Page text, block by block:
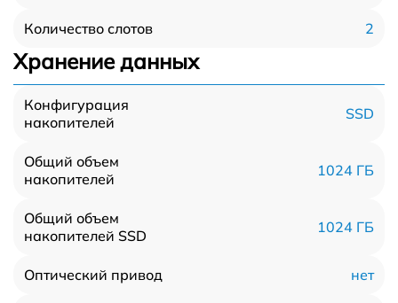
Количество слотов 2
Хранение данных
Конфигурация
накопителей
SSD
Общий объем
накопителей
1024 ГБ
Общий объем
накопителей SSD
1024 ГБ
Оптический привод нет